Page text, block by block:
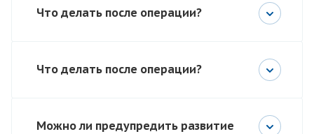
Что делать после операции?
Что делать после операции?
Можно ли предупредить развитие